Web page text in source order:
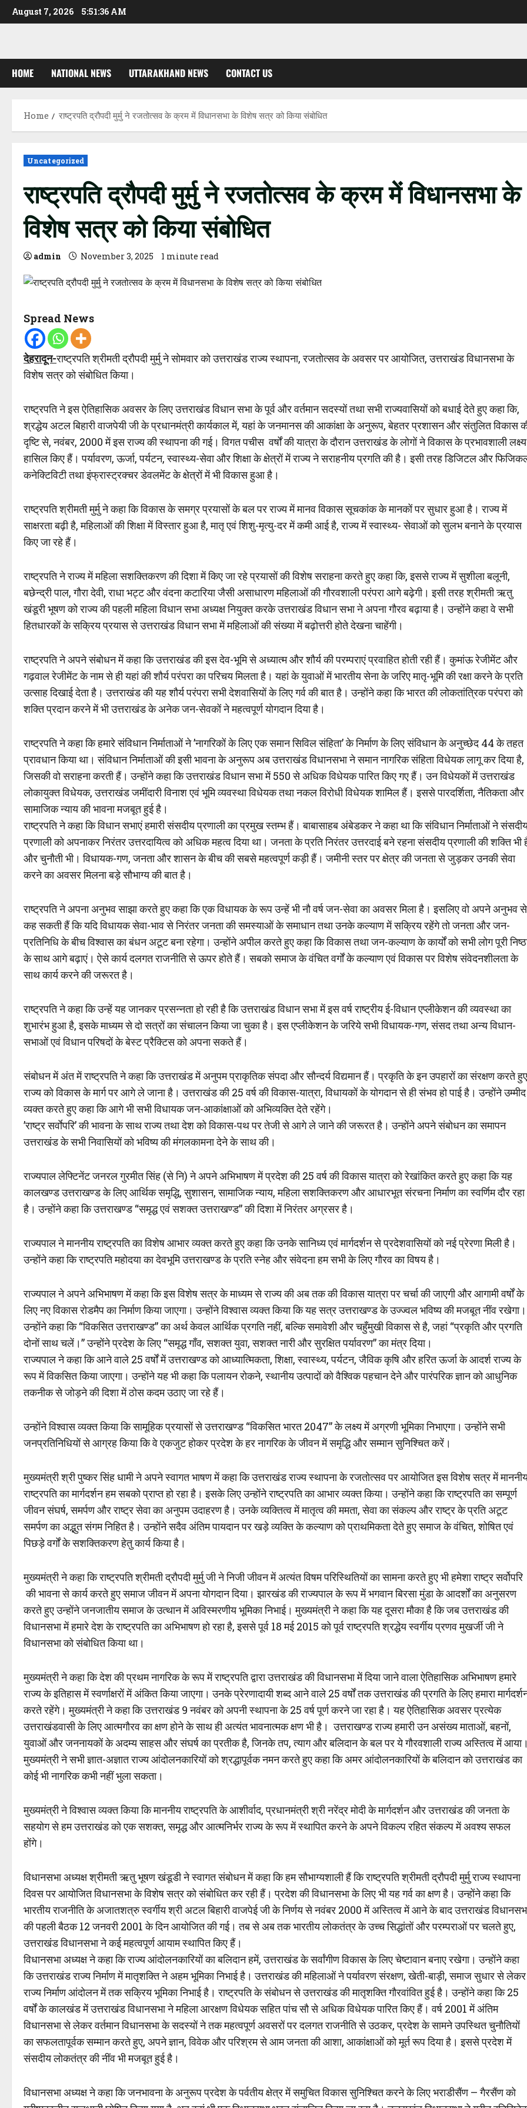
Skip
to
August 7, 2026 5:51:37 AM
HOME NATIONAL NEWS UTTARAKHAND NEWS CONTACT US
Home राष्ट्रपति द्रौपदी मुर्मु ने रजतोत्सव के क्रम में विधानसभा के विशेष सत्र को किया संबोधित
Uncategorized
राष्ट्रपति द्रौपदी मुर्मु ने रजतोत्सव के क्रम में विधानसभा के
विशेष सत्र को किया संबोधित
admin November 3, 2025 1 minute read
Spread News
देहरादून-राष्ट्रपति श्रीमती द्रौपदी मुर्मु ने सोमवार को उत्तराखंड राज्य स्थापना, रजतोत्सव के अवसर पर आयोजित, उत्तराखंड विधानसभा के
विशेष सत्र को संबोधित किया।
राष्ट्रपति ने इस ऐतिहासिक अवसर के लिए उत्तराखंड विधान सभा के पूर्व और वर्तमान सदस्यों तथा सभी राज्यवासियों को बधाई देते हुए कहा कि,
श्रद्धेय अटल बिहारी वाजपेयी जी के प्रधानमंत्री कार्यकाल में, यहां के जनमानस की आकांक्षा के अनुरूप, बेहतर प्रशासन और संतुलित विकास
दृष्टि से, नवंबर, 2000 में इस राज्य की स्थापना की गई। विगत पचीस वर्षों की यात्रा के दौरान उत्तराखंड के लोगों ने विकास के प्रभावशाली लक्ष्य
हासिल किए हैं। पर्यावरण, ऊर्जा, पर्यटन, स्वास्थ्य-सेवा और शिक्षा के क्षेत्रों में राज्य ने सराहनीय प्रगति की है। इसी तरह डिजिटल और
कनेक्टिविटी तथा इंफ्रास्ट्रक्चर डेवलमेंट के क्षेत्रों में भी विकास हुआ है।
राष्ट्रपति श्रीमती मुर्मु ने कहा कि विकास के समग्र प्रयासों के बल पर राज्य में मानव विकास सूचकांक के मानकों पर सुधार हुआ है। राज्य में
साक्षरता बढ़ी है, महिलाओं की शिक्षा में विस्तार हुआ है, मातृ एवं शिशु-मृत्यु-दर में कमी आई है, राज्य में स्वास्थ्य- सेवाओं को सुलभ बनाने के प्रयास
किए जा रहे हैं।
राष्ट्रपति ने राज्य में महिला सशक्तिकरण की दिशा में किए जा रहे प्रयासों की विशेष सराहना करते हुए कहा कि, इससे राज्य में सुशीला बलूनी,
बछेन्द्री पाल, गौरा देवी, राधा भट्ट और वंदना कटारिया जैसी असाधारण महिलाओं की गौरवशाली परंपरा आगे बढ़ेगी। इसी तरह श्रीमती ऋतु
खंडूरी भूषण को राज्य की पहली महिला विधान सभा अध्यक्ष नियुक्त करके उत्तराखंड विधान सभा ने अपना गौरव बढ़ाया है। उन्होंने कहा वे सभी
हितधारकों के सक्रिय प्रयास से उत्तराखंड विधान सभा में महिलाओं की संख्या में बढ़ोत्तरी होते देखना चाहेंगी।
राष्ट्रपति ने अपने संबोधन में कहा कि उत्तराखंड की इस देव-भूमि से अध्यात्म और शौर्य की परम्पराएं प्रवाहित होती रही हैं। कुमांऊ रेजीमेंट और
गढ़वाल रेजीमेंट के नाम से ही यहां की शौर्य परंपरा का परिचय मिलता है। यहां के युवाओं में भारतीय सेना के जरिए मातृ-भूमि की रक्षा करने के प्रति
उत्साह दिखाई देता है। उत्तराखंड की यह शौर्य परंपरा सभी देशवासियों के लिए गर्व की बात है। उन्होंने कहा कि भारत की लोकतांत्रिक परंपरा को
शक्ति प्रदान करने में भी उत्तराखंड के अनेक जन-सेवकों ने महत्वपूर्ण योगदान दिया है।
राष्ट्रपति ने कहा कि हमारे संविधान निर्माताओं ने ’नागरिकों के लिए एक समान सिविल संहिता’ के निर्माण के लिए संविधान के अनुच्छेद 44 के तहत
प्रावधान किया था। संविधान निर्माताओं की इसी भावना के अनुरूप अब उत्तराखंड विधानसभा ने समान नागरिक संहिता विधेयक लागू कर दिया है,
जिसकी वो सराहना करती हैं। उन्होंने कहा कि उत्तराखंड विधान सभा में 550 से अधिक विधेयक पारित किए गए हैं। उन विधेयकों में उत्तराखंड
लोकायुक्त विधेयक, उत्तराखंड जमींदारी विनाश एवं भूमि व्यवस्था विधेयक तथा नकल विरोधी विधेयक शामिल हैं। इससे पारदर्शिता, नैतिकता और
सामाजिक न्याय की भावना मजबूत हुई है।
राष्ट्रपति ने कहा कि विधान सभाएं हमारी संसदीय प्रणाली का प्रमुख स्तम्भ हैं। बाबासाहब अंबेडकर ने कहा था कि संविधान निर्माताओं ने
प्रणाली को अपनाकर निरंतर उत्तरदायित्व को अधिक महत्व दिया था। जनता के प्रति निरंतर उत्तरदाई बने रहना संसदीय प्रणाली की शक्ति भी
और चुनौती भी। विधायक-गण, जनता और शासन के बीच की सबसे महत्वपूर्ण कड़ी हैं। जमीनी स्तर पर क्षेत्र की जनता से जुड़कर उनकी सेवा
करने का अवसर मिलना बड़े सौभाग्य की बात है।
राष्ट्रपति ने अपना अनुभव साझा करते हुए कहा कि एक विधायक के रूप उन्हें भी नौ वर्ष जन-सेवा का अवसर मिला है। इसलिए वो अपने अनुभव से
कह सकती हैं कि यदि विधायक सेवा-भाव से निरंतर जनता की समस्याओं के समाधान तथा उनके कल्याण में सक्रिय रहेंगे तो जनता और जन-
प्रतिनिधि के बीच विश्वास का बंधन अटूट बना रहेगा। उन्होंने अपील करते हुए कहा कि विकास तथा जन-कल्याण के कार्यों को सभी लोग पूरी
के साथ आगे बढ़ाएं। ऐसे कार्य दलगत राजनीति से ऊपर होते हैं। सबको समाज के वंचित वर्गों के कल्याण एवं विकास पर विशेष संवेदनशीलता के
साथ कार्य करने की जरूरत है।
राष्ट्रपति ने कहा कि उन्हें यह जानकर प्रसन्नता हो रही है कि उत्तराखंड विधान सभा में इस वर्ष राष्ट्रीय ई-विधान एप्लीकेशन की व्यवस्था का
शुभारंभ हुआ है, इसके माध्यम से दो सत्रों का संचालन किया जा चुका है। इस एप्लीकेशन के जरिये सभी विधायक-गण, संसद तथा अन्य विधान-
सभाओं एवं विधान परिषदों के बेस्ट प्रैक्टिस को अपना सकते हैं।
संबोधन में अंत में राष्ट्रपति ने कहा कि उत्तराखंड में अनुपम प्राकृतिक संपदा और सौन्दर्य विद्यमान हैं। प्रकृति के इन उपहारों का संरक्षण करते
राज्य को विकास के मार्ग पर आगे ले जाना है। उत्तराखंड की 25 वर्ष की विकास-यात्रा, विधायकों के योगदान से ही संभव हो पाई है। उन्होंने उम्मीद
व्यक्त करते हुए कहा कि आगे भी सभी विधायक जन-आकांक्षाओं को अभिव्यक्ति देते रहेंगे।
’राष्ट्र सर्वाेपरि’ की भावना के साथ राज्य तथा देश को विकास-पथ पर तेजी से आगे ले जाने की जरूरत है। उन्होंने अपने संबोधन का समापन
उत्तराखंड के सभी निवासियों को भविष्य की मंगलकामना देने के साथ की।
राज्यपाल लेफ्टिनेंट जनरल गुरमीत सिंह (से नि) ने अपने अभिभाषण में प्रदेश की 25 वर्ष की विकास यात्रा को रेखांकित करते हुए कहा कि यह
कालखण्ड उत्तराखण्ड के लिए आर्थिक समृद्धि, सुशासन, सामाजिक न्याय, महिला सशक्तिकरण और आधारभूत संरचना निर्माण का स्वर्णिम दौर रहा
है। उन्होंने कहा कि उत्तराखण्ड “समृद्ध एवं सशक्त उत्तराखण्ड” की दिशा में निरंतर अग्रसर है।
राज्यपाल ने माननीय राष्ट्रपति का विशेष आभार व्यक्त करते हुए कहा कि उनके सानिध्य एवं मार्गदर्शन से प्रदेशवासियों को नई प्रेरणा मिली है।
उन्होंने कहा कि राष्ट्रपति महोदया का देवभूमि उत्तराखण्ड के प्रति स्नेह और संवेदना हम सभी के लिए गौरव का विषय है।
राज्यपाल ने अपने अभिभाषण में कहा कि इस विशेष सत्र के माध्यम से राज्य की अब तक की विकास यात्रा पर चर्चा की जाएगी और आगामी वर्षों के
लिए नए विकास रोडमैप का निर्माण किया जाएगा। उन्होंने विश्वास व्यक्त किया कि यह सत्र उत्तराखण्ड के उज्ज्वल भविष्य की मजबूत नींव रखेगा।
उन्होंने कहा कि “विकसित उत्तराखण्ड” का अर्थ केवल आर्थिक प्रगति नहीं, बल्कि समावेशी और चहुँमुखी विकास से है, जहां “प्रकृति और प्रगति
दोनों साथ चलें।” उन्होंने प्रदेश के लिए “समृद्ध गाँव, सशक्त युवा, सशक्त नारी और सुरक्षित पर्यावरण” का मंत्र दिया।
राज्यपाल ने कहा कि आने वाले 25 वर्षों में उत्तराखण्ड को आध्यात्मिकता, शिक्षा, स्वास्थ्य, पर्यटन, जैविक कृषि और हरित ऊर्जा के आदर्श राज्य के
रूप में विकसित किया जाएगा। उन्होंने यह भी कहा कि पलायन रोकने, स्थानीय उत्पादों को वैश्विक पहचान देने और पारंपरिक ज्ञान को आधुनिक
तकनीक से जोड़ने की दिशा में ठोस कदम उठाए जा रहे हैं।
उन्होंने विश्वास व्यक्त किया कि सामूहिक प्रयासों से उत्तराखण्ड “विकसित भारत 2047” के लक्ष्य में अग्रणी भूमिका निभाएगा। उन्होंने सभी
जनप्रतिनिधियों से आग्रह किया कि वे एकजुट होकर प्रदेश के हर नागरिक के जीवन में समृद्धि और सम्मान सुनिश्चित करें।
मुख्यमंत्री श्री पुष्कर सिंह धामी ने अपने स्वागत भाषण में कहा कि उत्तराखंड राज्य स्थापना के रजतोत्सव पर आयोजित इस विशेष सत्र में
राष्ट्रपति का मार्गदर्शन हम सबको प्राप्त हो रहा है। इसके लिए उन्होंने राष्ट्रपति का आभार व्यक्त किया। उन्होंने कहा कि राष्ट्रपति का सम्पूर्ण
जीवन संघर्ष, समर्पण और राष्ट्र सेवा का अनुपम उदाहरण है। उनके व्यक्तित्व में मातृत्व की ममता, सेवा का संकल्प और राष्ट्र के प्रति अटूट
समर्पण का अद्भुत संगम निहित है। उन्होंने सदैव अंतिम पायदान पर खड़े व्यक्ति के कल्याण को प्राथमिकता देते हुए समाज के वंचित, शोषित एवं
पिछड़े वर्गों के सशक्तिकरण हेतु कार्य किया है।
मुख्यमंत्री ने कहा कि राष्ट्रपति श्रीमती द्रौपदी मुर्मु जी ने निजी जीवन में अत्यंत विषम परिस्थितियों का सामना करते हुए भी हमेशा राष्ट्र सर्वोपरि
की भावना से कार्य करते हुए समाज जीवन में अपना योगदान दिया। झारखंड की राज्यपाल के रूप में भगवान बिरसा मुंडा के आदर्शों का अनुसरण
करते हुए उन्होंने जनजातीय समाज के उत्थान में अविस्मरणीय भूमिका निभाई। मुख्यमंत्री ने कहा कि यह दूसरा मौका है कि जब उत्तराखंड की
विधानसभा में हमारे देश के राष्ट्रपति का अभिभाषण हो रहा है, इससे पूर्व 18 मई 2015 को पूर्व राष्ट्रपति श्रद्धेय स्वर्गीय प्रणव मुखर्जी जी ने
विधानसभा को संबोधित किया था।
मुख्यमंत्री ने कहा कि देश की प्रथम नागरिक के रूप में राष्ट्रपति द्वारा उत्तराखंड की विधानसभा में दिया जाने वाला ऐतिहासिक अभिभाषण हमारे
राज्य के इतिहास में स्वर्णाक्षरों में अंकित किया जाएगा। उनके प्रेरणादायी शब्द आने वाले 25 वर्षों तक उत्तराखंड की प्रगति के लिए हमारा
करते रहेंगे। मुख्यमंत्री ने कहा कि उत्तराखंड 9 नवंबर को अपनी स्थापना के 25 वर्ष पूर्ण करने जा रहा है। यह ऐतिहासिक अवसर प्रत्येक
उत्तराखंडवासी के लिए आत्मगौरव का क्षण होने के साथ ही अत्यंत भावनात्मक क्षण भी है। उत्तराखण्ड राज्य हमारी उन असंख्य माताओं, बहनों,
युवाओं और जननायकों के अदम्य साहस और संघर्ष का प्रतीक है, जिनके तप, त्याग और बलिदान के बल पर ये गौरवशाली राज्य अस्तित्व में
मुख्यमंत्री ने सभी ज्ञात-अज्ञात राज्य आंदोलनकारियों को श्रद्धापूर्वक नमन करते हुए कहा कि अमर आंदोलनकारियों के बलिदान को उत्तराखंड का
कोई भी नागरिक कभी नहीं भुला सकता।
मुख्यमंत्री ने विश्वास व्यक्त किया कि माननीय राष्ट्रपति के आशीर्वाद, प्रधानमंत्री श्री नरेंद्र मोदी के मार्गदर्शन और उत्तराखंड की जनता के
सहयोग से हम उत्तराखंड को एक सशक्त, समृद्ध और आत्मनिर्भर राज्य के रूप में स्थापित करने के अपने विकल्प रहित संकल्प में अवश्य सफल
होंगे।
विधानसभा अध्यक्ष श्रीमती ऋतु भूषण खंडूडी ने स्वागत संबोधन में कहा कि हम सौभाग्यशाली हैं कि राष्ट्रपति श्रीमती द्रौपदी मुर्मु राज्य स्थापना
दिवस पर आयोजित विधानसभा के विशेष सत्र को संबोधित कर रही हैं। प्रदेश की विधानसभा के लिए भी यह गर्व का क्षण है। उन्होंने कहा कि
भारतीय राजनीति के अजातशत्रु स्वर्गीय श्री अटल बिहारी वाजपेई जी के निर्णय से नवंबर 2000 में अस्तित्व में आने के बाद उत्तराखंड
की पहली बैठक 12 जनवरी 2001 के दिन आयोजित की गई। तब से अब तक भारतीय लोकतंत्र के उच्च सिद्धांतों और परम्पराओं पर चलते हुए,
उत्तराखंड विधानसभा ने कई महत्वपूर्ण आयाम स्थापित किए हैं।
विधानसभा अध्यक्ष ने कहा कि राज्य आंदोलनकारियों का बलिदान हमें, उत्तराखंड के सर्वांगीण विकास के लिए चेष्टावान बनाए रखेगा। उन्होंने कहा
कि उत्तराखंड राज्य निर्माण में मातृशक्ति ने अहम भूमिका निभाई है। उत्तराखंड की महिलाओं ने पर्यावरण संरक्षण, खेती-बाड़ी, समाज सुधार से लेकर
राज्य निर्माण आंदोलन में तक सक्रिय भूमिका निभाई है। राष्ट्रपति के संबोधन से उत्तराखंड की मातृशक्ति गौरवांवित हुई है। उन्होंने कहा कि 25
वर्षों के कालखंड में उत्तराखंड विधानसभा ने महिला आरक्षण विधेयक सहित पांच सौ से अधिक विधेयक पारित किए हैं। वर्ष 2001 में अंतिम
विधानसभा से लेकर वर्तमान विधानसभा के सदस्यों ने तक महत्वपूर्ण अवसरों पर दलगत राजनीति से उठकर, प्रदेश के सामने उपस्थित चुनौतियों
का सफलतापूर्वक सम्मान करते हुए, अपने ज्ञान, विवेक और परिश्रम से आम जनता की आशा, आकांक्षाओं को मूर्त रूप दिया है। इससे प्रदेश में
संसदीय लोकतंत्र की नींव भी मजबूत हुई है।
विधानसभा अध्यक्ष ने कहा कि जनभावना के अनुरूप प्रदेश के पर्वतीय क्षेत्र में समुचित विकास सुनिश्चित करने के लिए भराडीसैंण – गैरसैंण को